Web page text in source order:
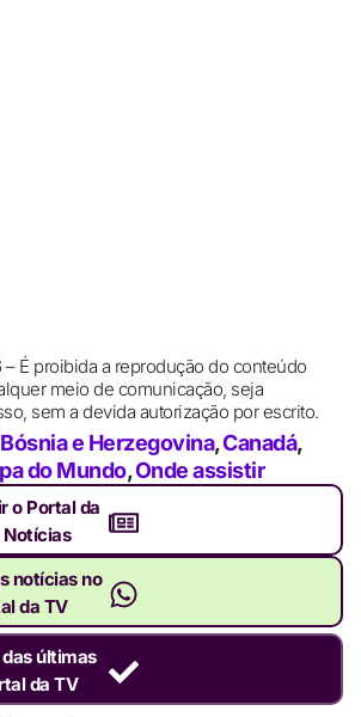
É proibida a reprodução do conteúdo
meio de comunicação, seja
sem a devida autorização por escrito.
Bósnia e Herzegovina,Canadá,
do Mundo,Onde assistir
o Portal da
Notícias
notícias no
da TV
últimas
da TV